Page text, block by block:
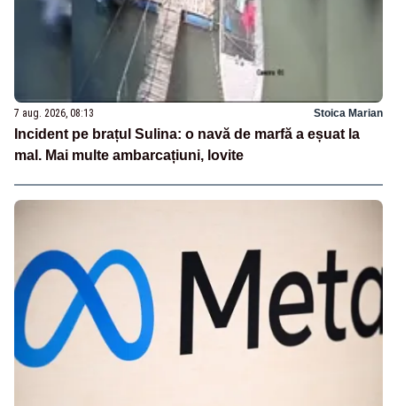
7 aug. 2026, 08:13 Stoica Marian
Incident pe brațul Sulina: o navă de marfă a eșuat la
mal. Mai multe ambarcațiuni, lovite